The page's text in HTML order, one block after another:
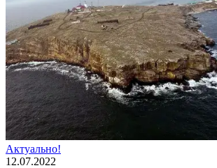
Актуально!
12.07.2022